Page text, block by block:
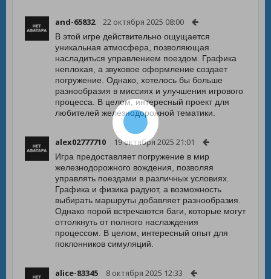
and-65832 22 октября 2025 08:00
В этой игре действительно ощущается
уникальная атмосфера, позволяющая
насладиться управлением поездом. Графика
неплохая, а звуковое оформление создает
погружение. Однако, хотелось бы больше
разнообразия в миссиях и улучшения игрового
процесса. В целом, интересный проект для
любителей железнодорожной тематики.
alex02777710 19 октября 2025 21:01
Игра предоставляет погружение в мир
железнодорожного вождения, позволяя
управлять поездами в различных условиях.
Графика и физика радуют, а возможность
выбирать маршруты добавляет разнообразия.
Однако порой встречаются баги, которые могут
оттолкнуть от полного наслаждения
процессом. В целом, интересный опыт для
поклонников симуляций.
alice-83345 8 октября 2025 12:33